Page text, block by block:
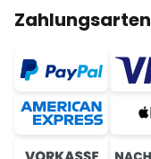
Zahlungsarten